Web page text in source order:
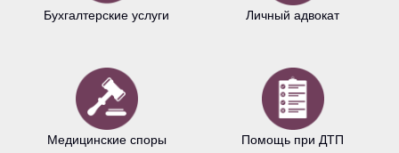
Бухгалтерские услуги
Медицинские споры
Личный адвокат
Помощь при ДТП